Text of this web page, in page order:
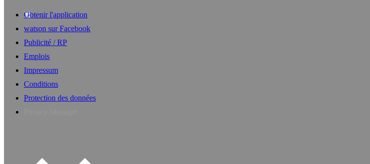
Obtenir l'application
watson sur Facebook
Publicité / RP
Emplois
Impressum
Conditions
Protection des données